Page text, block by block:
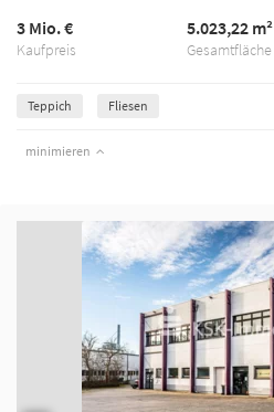
Kaufpreis
3 Mio. €
Gesamtfläche
5.023,22 m²
Teppich Fliesen
minimieren